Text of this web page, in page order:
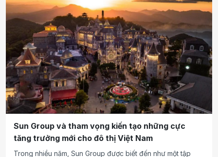
Sun Group và tham vọng kiến tạo những cực
tăng trưởng mới cho đô thị Việt Nam
Trong nhiều năm, Sun Group được biết đến như một tập